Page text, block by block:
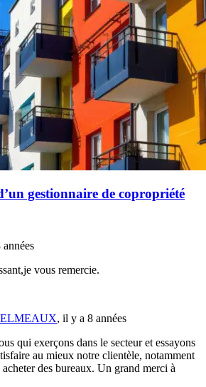
gestionnaire de copropriété
vous remercie.
, il y a 8 années
qui exerçons dans le secteur et essayons
au mieux notre clientèle, notamment
des bureaux. Un grand merci à